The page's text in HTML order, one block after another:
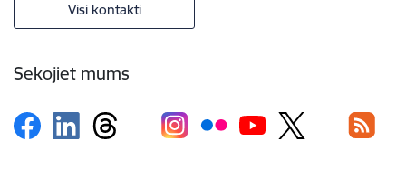
Visi kontakti
Sekojiet mums